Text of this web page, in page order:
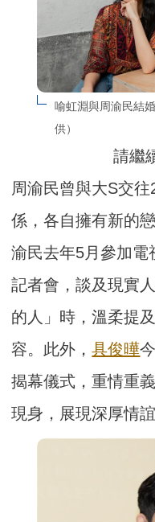
喻虹淵與周渝民結
供）
請繼
周渝民曾與大S交
係，各自擁有新的
渝民去年5月參加電
記者會，談及現實
的人」時，溫柔提
容。此外，具俊曄
揭幕儀式，重情重
現身，展現深厚情誼